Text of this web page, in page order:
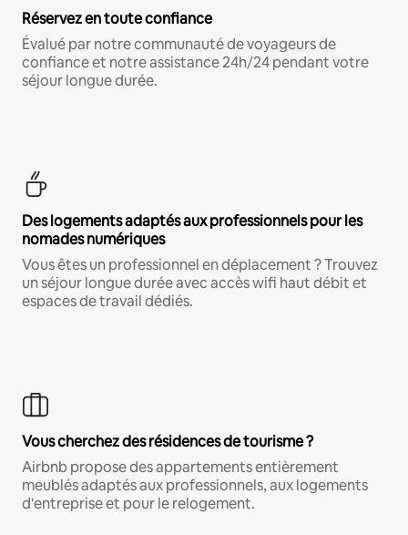
Réservez en toute confiance
Évalué par notre communauté de voyageurs de
confiance et notre assistance 24h/24 pendant votre
séjour longue durée.
Des logements adaptés aux professionnels pour les
nomades numériques
Vous êtes un professionnel en déplacement ? Trouvez
un séjour longue durée avec accès wifi haut débit et
espaces de travail dédiés.
Vous cherchez des résidences de tourisme ?
Airbnb propose des appartements entièrement
meublés adaptés aux professionnels, aux logements
d'entreprise et pour le relogement.